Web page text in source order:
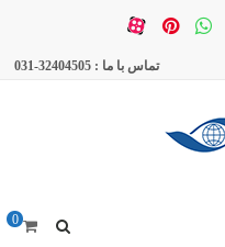
تماس با ما : 32404505-031
0